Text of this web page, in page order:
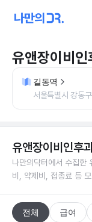
유앤장이비인
길동역
서울특별시 강동
유앤장이비인후
나만의닥터에서 수집한
비, 약제비, 접종료 등
전체 급여